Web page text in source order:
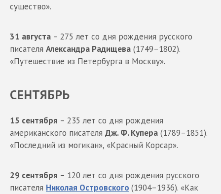
существо».
31 августа – 275 лет со дня рождения русского
писателя Александра Радищева (1749–1802).
«Путешествие из Петербурга в Москву».
СЕНТЯБРЬ
15 сентября – 235 лет со дня рождения
американского писателя Дж. Ф. Купера (1789–1851).
«Последний из могикан», «Красный Корсар».
29 сентября – 120 лет со дня рождения русского
писателя Николая Островского (1904–1936). «Как